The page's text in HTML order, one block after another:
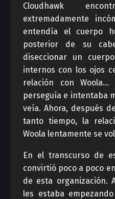
Cloudhawk
extremadamente
entendía el cuerpo
posterior de su
diseccionar un
internos con los ojos
relación con
perseguía e intentaba
veía. Ahora, después
tanto tiempo, la
Woola lentamente se
En el transcurso de
convirtió poco a poco
de esta organización.
les estaba